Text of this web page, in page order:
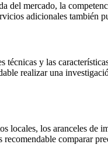
del mercado, la
adicionales también
y las
realizar una
locales, los aranceles de
comparar